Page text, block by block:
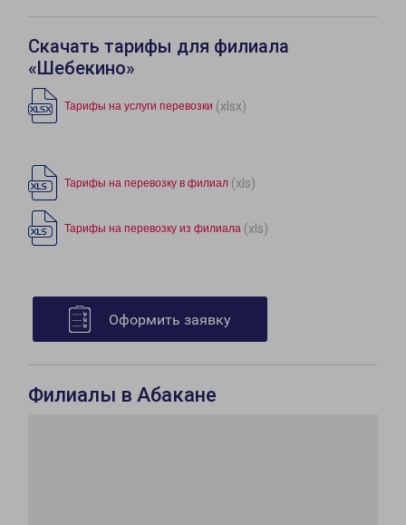
Скачать тарифы для филиала
«Шебекино»
Тарифы на услуги перевозки (xlsx)
Тарифы на перевозку в филиал (xls)
Тарифы на перевозку из филиала (xls)
Оформить заявку
Филиалы в Абакане